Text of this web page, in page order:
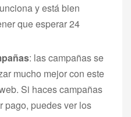
y está bien
que esperar 24
: las campañas se
mucho mejor con este
Si haces campañas
pago, puedes ver los